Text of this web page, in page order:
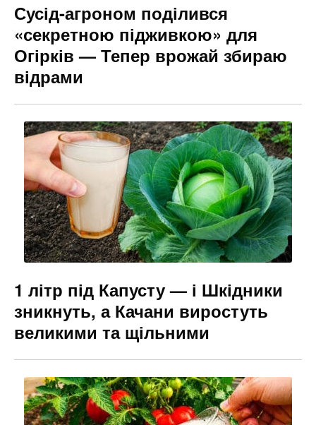
Сусід-агроном поділився
«секретною підживкою» для
Огірків — Тепер врожай збираю
відрами
1 літр під Капусту — і Шкідники
зникнуть, а Качани виростуть
великими та щільними